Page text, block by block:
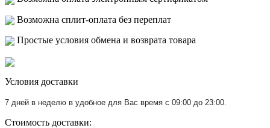
Возможна сплит-оплата без переплат
Простые условия обмена и возврата товара
Условия доставки
7 дней в неделю в удобное для Вас время с 09:00 до 23:00.
Стоимость доставки: